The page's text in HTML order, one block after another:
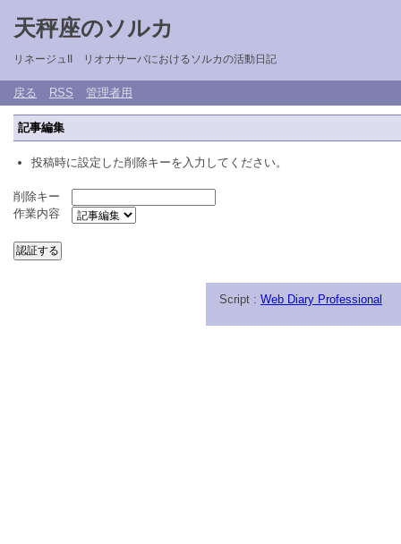
天秤座のソルカ
リネージュII リオナサーバにおけるソルカの活動日記
戻る RSS 管理者用
記事編集
投稿時に設定した削除キーを入力してください。
削除キー
作業内容
Script : Web Diary Professional